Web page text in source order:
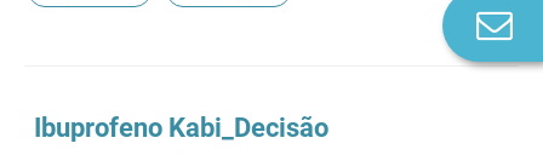
Ibuprofeno Kabi_Decisão